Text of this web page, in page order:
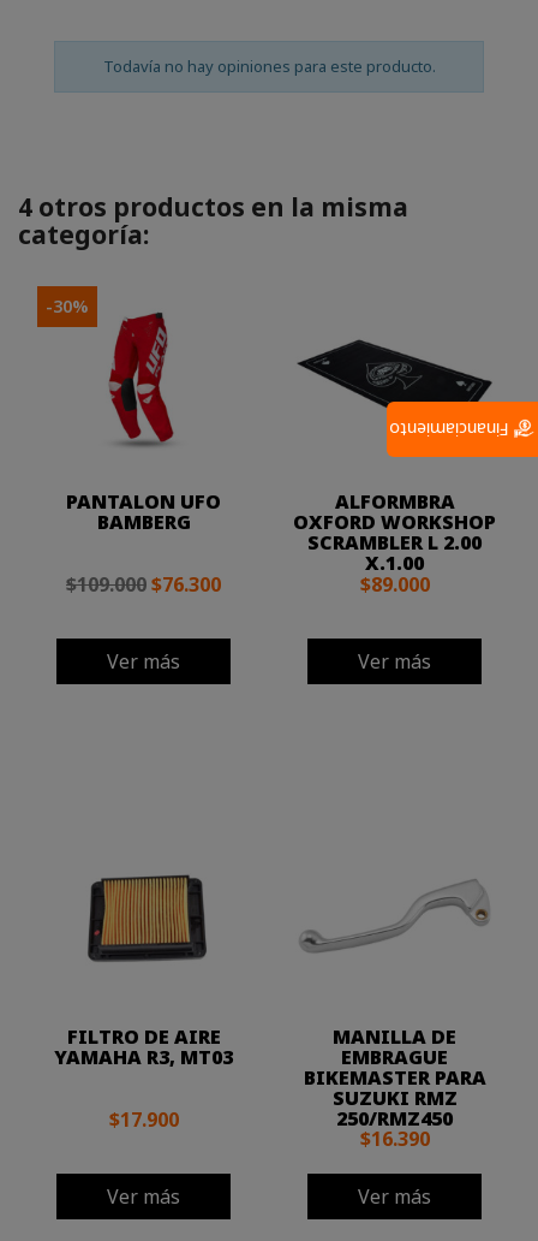
Todavía no hay opiniones para este producto.
4 otros productos en la misma
categoría:
PANTALON UFO
BAMBERG
$109.000$76.300
Ver más
-30%
ALFORMBRA
OXFORD WORKSHOP
SCRAMBLER L 2.00
X.1.00
$89.000
Ver más
FILTRO DE AIRE
YAMAHA R3, MT03
$17.900
Ver más
MANILLA DE
EMBRAGUE
BIKEMASTER PARA
SUZUKI RMZ
250/RMZ450
$16.390
Ver más
Financiamiento